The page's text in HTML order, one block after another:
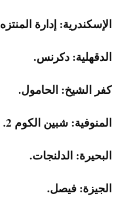
الإسكندرية: إدارة المنتزه 2.
الدقهلية: دكرنس.
كفر الشيخ: الحامول.
المنوفية: شبين الكوم 2.
البحيرة: الدلنجات.
الجيزة: فيصل.